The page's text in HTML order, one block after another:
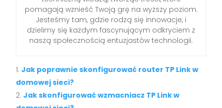
pomagają wznieść Twoją grę na wyższy poziom.
Jesteśmy tam, gdzie rodzą się innowacje, i
dzielimy się każdym fascynującym odkryciem z
naszą społecznością entuzjastów technologii.
Jak poprawnie skonfigurować router TP Link w
domowej sieci?
Jak skonfigurować wzmacniacz TP Link w